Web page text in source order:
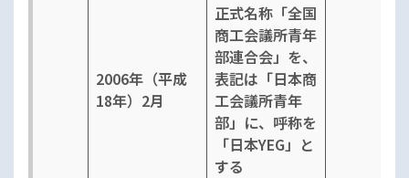
2006年（平成
18年）2月
正式名称「全国
商工会議所青年
部連合会」を、
表記は「日本商
工会議所青年
部」に、呼称を
「日本YEG」と
する